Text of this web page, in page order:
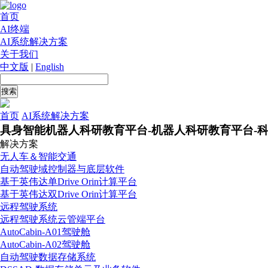
首页
AI终端
AI系统解决方案
关于我们
中文版 | English
首页 AI系统解决方案
具身智能机器人科研教育平台-机器人科研教育平台-
解决方案
无人车＆智能交通
自动驾驶域控制器与底层软件
基于英伟达单Drive Orin计算平台
基于英伟达双Drive Orin计算平台
远程驾驶系统
远程驾驶系统云管端平台
AutoCabin-A01驾驶舱
AutoCabin-A02驾驶舱
自动驾驶数据存储系统